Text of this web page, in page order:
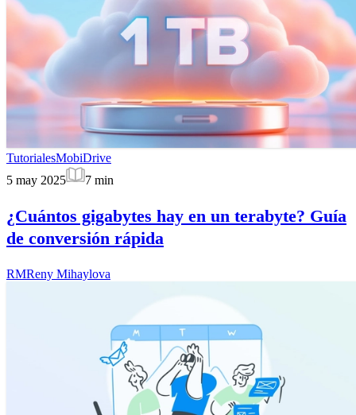
TutorialesMobiDrive
5 may 2025
7 min
¿Cuántos gigabytes hay en un terabyte? Guía
de conversión rápida
RMReny Mihaylova